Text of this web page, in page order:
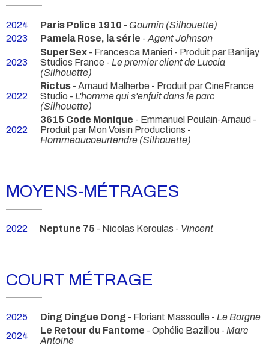
2024 Paris Police 1910 - Goumin (Silhouette)
2023
Pamela Rose, la série -Agent Johnson
2023
SuperSex - Francesca Manieri - Produit par Banijay
Studios France - Le premier client de Luccia
(Silhouette)
2022
Rictus - Arnaud Malherbe - Produit par CineFrance
Studio - L'homme qui s'enfuit dans le parc
(Silhouette)
2022
3615 Code Monique - Emmanuel Poulain-Arnaud -
Produit par Mon Voisin Productions -
Hommeaucoeurtendre (Silhouette)
MOYENS-MÉTRAGES
2022 Neptune 75 - Nicolas Keroulas - Vincent
COURT MÉTRAGE
2025 Ding Dingue Dong - Floriant Massoulle - Le Borgne
2024
Le Retour du Fantome - Ophélie Bazillou - Marc
Antoine